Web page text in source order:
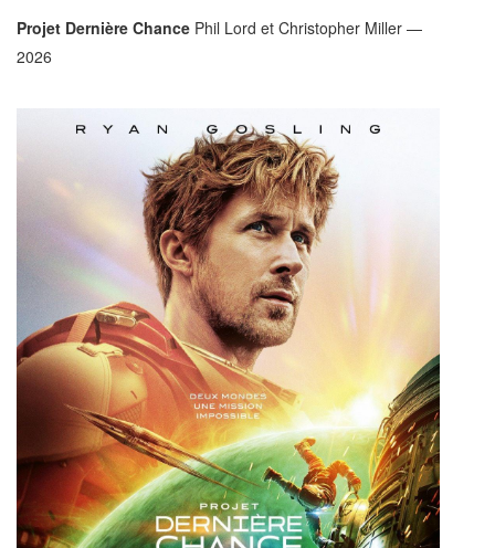
Projet Dernière Chance Phil Lord et Christopher Miller —
2026